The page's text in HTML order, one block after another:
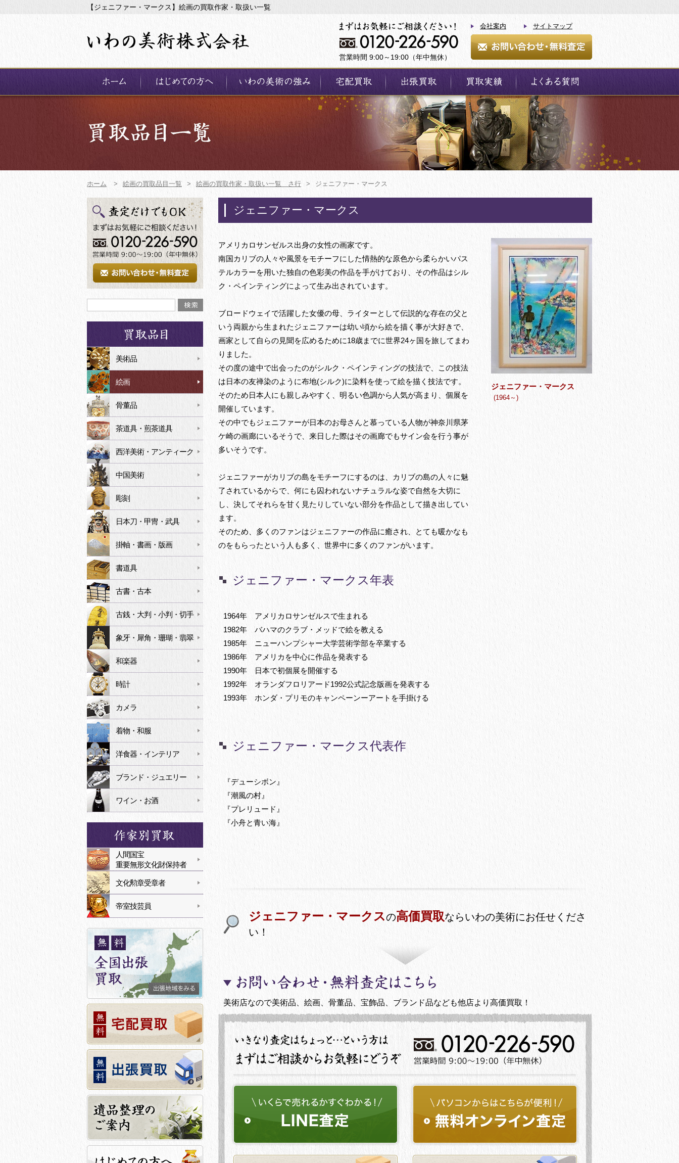
【ジェニファー・マークス】絵画の買取作家・取扱い一覧
営業時間 9:00～19:00（年中無休）
会社案内 サイトマップ
ホーム > 絵画の買取品目一覧 > 絵画の買取作家・取扱い一覧 さ行 > ジェニファー・マークス
ジェニファー・マークス
ジェニファー・マークス
(1964～)
アメリカロサンゼルス出身の女性の画家です。
南国カリブの人々や風景をモチーフにした情熱的な原色から柔らかいパス
テルカラーを用いた独自の色彩美の作品を手がけており、その作品はシル
ク・ペインティングによって生み出されています。
ブロードウェイで活躍した女優の母、ライターとして伝説的な存在の父と
いう両親から生まれたジェニファーは幼い頃から絵を描く事が大好きで、
画家として自らの見聞を広めるために18歳までに世界24ヶ国を旅してまわ
りました。
その度の途中で出会ったのがシルク・ペインティングの技法で、この技法
は日本の友禅染のように布地(シルク)に染料を使って絵を描く技法です。
そのため日本人にも親しみやすく、明るい色調から人気が高まり、個展を
開催しています。
その中でもジェニファーが日本のお母さんと慕っている人物が神奈川県茅
ケ崎の画廊にいるそうで、来日した際はその画廊でもサイン会を行う事が
多いそうです。
ジェニファーがカリブの島をモチーフにするのは、カリブの島の人々に魅
了されているからで、何にも囚われないナチュラルな姿で自然を大切に
し、決してそれらを甘く見たりしていない部分を作品として描き出してい
ます。
そのため、多くのファンはジェニファーの作品に癒され、とても暖かなも
のをもらったという人も多く、世界中に多くのファンがいます。
ジェニファー・マークス年表
1964年 アメリカロサンゼルスで生まれる
1982年 バハマのクラブ・メッドで絵を教える
1985年 ニューハンプシャー大学芸術学部を卒業する
1986年 アメリカを中心に作品を発表する
1990年 日本で初個展を開催する
1992年 オランダフロリアード1992公式記念版画を発表する
1993年 ホンダ・プリモのキャンペーンーアートを手掛ける
ジェニファー・マークス代表作
『デューシボン』
『潮風の村』
『プレリュード』
『小舟と青い海』
ジェニファー・マークスの高価買取ならいわの美術にお任せくださ
い！
美術店なので美術品、絵画、骨董品、宝飾品、ブランド品なども他店より高価買取！
美術品
絵画
骨董品
茶道具・煎茶道具
西洋美術・アンティーク
中国美術
彫刻
日本刀・甲冑・武具
掛軸・書画・版画
書道具
古書・古本
古銭・大判・小判・切手
象牙・犀角・珊瑚・翡翠
和楽器
時計
カメラ
着物・和服
洋食器・インテリア
ブランド・ジュエリー
ワイン・お酒
人間国宝
重要無形文化財保持者
文化勲章受章者
帝室技芸員